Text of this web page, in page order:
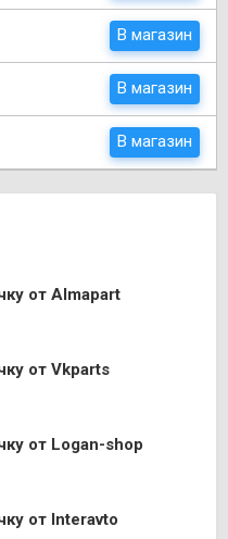
В магазин
В магазин
В магазин
от Almapart
от Vkparts
от Logan-shop
от Interavto